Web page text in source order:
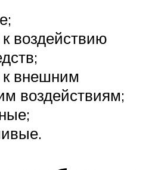
воздействию
внешним
воздействиям;